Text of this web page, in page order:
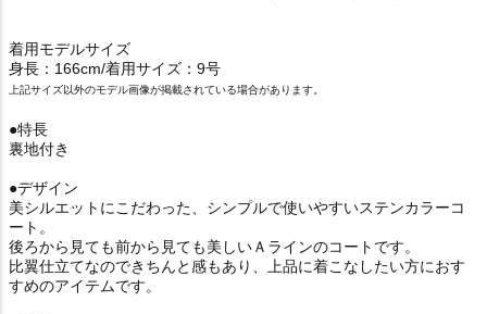
着用モデルサイズ
身長：166cm/着用サイズ：9号
上記サイズ以外のモデル画像が掲載されている場合があります。
●特長
裏地付き
●デザイン
美シルエットにこだわった、シンプルで使いやすいステンカラーコ
ート。
後ろから見ても前から見ても美しいＡラインのコートです。
比翼仕立てなのできちんと感もあり、上品に着こなしたい方におす
すめのアイテムです。